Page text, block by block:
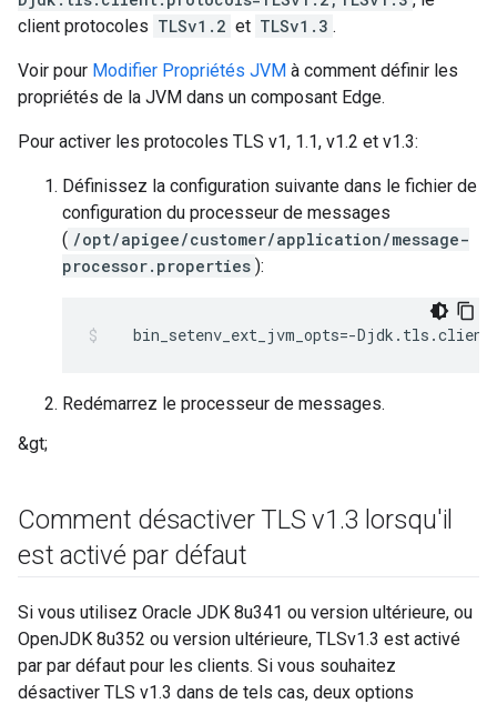
client protocoles TLSv1.2 et TLSv1.3 .
Voir pour Modifier Propriétés JVM à comment définir les
propriétés de la JVM dans un composant Edge.
Pour activer les protocoles TLS v1, 1.1, v1.2 et v1.3:
Définissez la configuration suivante dans le fichier de
configuration du processeur de messages
( /opt/apigee/customer/application/message-
processor.properties ):
bin_setenv_ext_jvm_opts=-
Redémarrez le processeur de messages.
&gt;
Comment désactiver TLS v1.3 lorsqu'il
est activé par défaut
Si vous utilisez Oracle JDK 8u341 ou version ultérieure, ou
OpenJDK 8u352 ou version ultérieure, TLSv1.3 est activé
par par défaut pour les clients. Si vous souhaitez
désactiver TLS v1.3 dans de tels cas, deux options